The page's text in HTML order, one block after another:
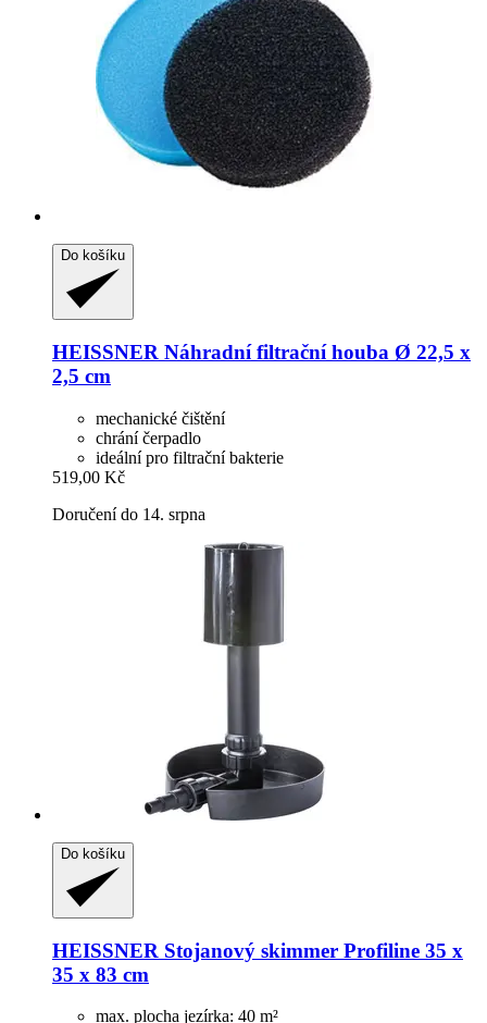
Do košíku
HEISSNER Náhradní filtrační houba Ø 22,5 x
2,5 cm
mechanické čištění
chrání čerpadlo
ideální pro filtrační bakterie
519,00 Kč
Doručení do 14. srpna
Do košíku
HEISSNER Stojanový skimmer Profiline 35 x
35 x 83 cm
max. plocha jezírka: 40 m²